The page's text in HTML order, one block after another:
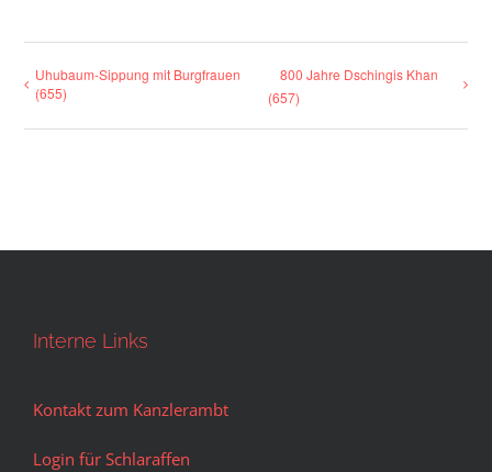
Uhubaum-Sippung mit Burgfrauen
(655)
800 Jahre Dschingis Khan
(657)
Interne Links
Kontakt zum Kanzlerambt
Login für Schlaraffen